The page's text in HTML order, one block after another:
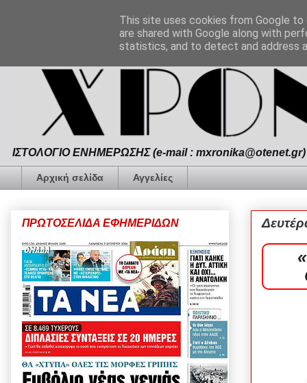
ΙΣΤΟΛΟΓΙΟ ΕΝΗΜΕΡΩΣΗΣ (e-mail :
Αρχική σελίδα Αγγελίες
ΠΡΩΤΟΣΕΛΙΔΑ ΕΦΗΜΕΡΙΔΩΝ
This site uses cookies from Google
are shared with Google along with
statistics, and to detect and address